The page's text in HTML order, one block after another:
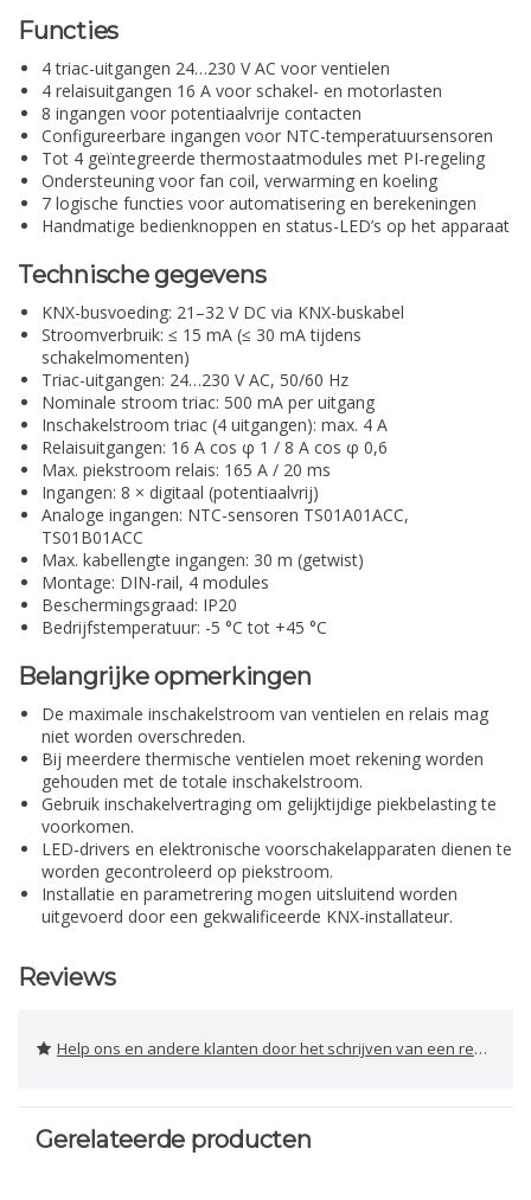
Functies
4 triac-uitgangen 24…230 V AC voor ventielen
4 relaisuitgangen 16 A voor schakel- en motorlasten
8 ingangen voor potentiaalvrije contacten
Configureerbare ingangen voor NTC-temperatuursensoren
Tot 4 geïntegreerde thermostaatmodules met PI-regeling
Ondersteuning voor fan coil, verwarming en koeling
7 logische functies voor automatisering en berekeningen
Handmatige bedienknoppen en status-LED’s op het apparaat
Technische gegevens
KNX-busvoeding: 21–32 V DC via KNX-buskabel
Stroomverbruik: ≤ 15 mA (≤ 30 mA tijdens
schakelmomenten)
Triac-uitgangen: 24…230 V AC, 50/60 Hz
Nominale stroom triac: 500 mA per uitgang
Inschakelstroom triac (4 uitgangen): max. 4 A
Relaisuitgangen: 16 A cos φ 1 / 8 A cos φ 0,6
Max. piekstroom relais: 165 A / 20 ms
Ingangen: 8 × digitaal (potentiaalvrij)
Analoge ingangen: NTC-sensoren TS01A01ACC,
TS01B01ACC
Max. kabellengte ingangen: 30 m (getwist)
Montage: DIN-rail, 4 modules
Beschermingsgraad: IP20
Bedrijfstemperatuur: -5 °C tot +45 °C
Belangrijke opmerkingen
De maximale inschakelstroom van ventielen en relais mag
niet worden overschreden.
Bij meerdere thermische ventielen moet rekening worden
gehouden met de totale inschakelstroom.
Gebruik inschakelvertraging om gelijktijdige piekbelasting te
voorkomen.
LED-drivers en elektronische voorschakelapparaten dienen te
worden gecontroleerd op piekstroom.
Installatie en parametrering mogen uitsluitend worden
uitgevoerd door een gekwalificeerde KNX-installateur.
Reviews
Help ons en andere klanten door het schrijven van een review
Gerelateerde producten